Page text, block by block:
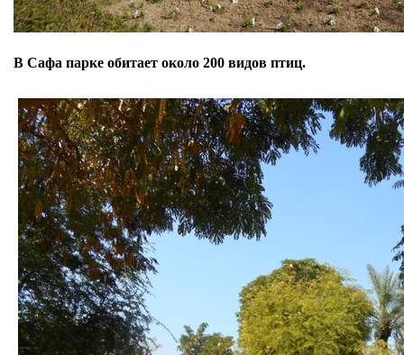
В Сафа парке обитает около 200 видов птиц.